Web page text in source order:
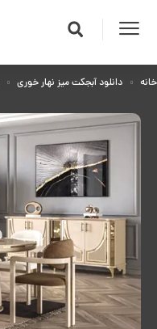
خانه دانلود آبجکت میز نهار خوری